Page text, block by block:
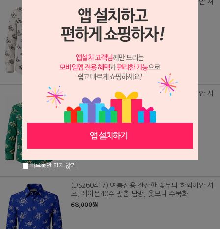
(DS260415) 여름전용 잔잔한 꽃무늬 하와이안 셔
츠, 레이온40수 맞춤 남방, 옷므니 수묵화
68,000원
(DS260416) 여름전용 잔잔한 꽃무늬 하와이안 셔
츠, 레이온40수 맞춤 남방, 옷므니 수묵화
68,000원
(DS260417) 여름전용 잔잔한 꽃무늬 하와이안 셔
츠, 레이온40수 맞춤 남방, 옷므니 수묵화
68,000원
하루동안 열지 않기